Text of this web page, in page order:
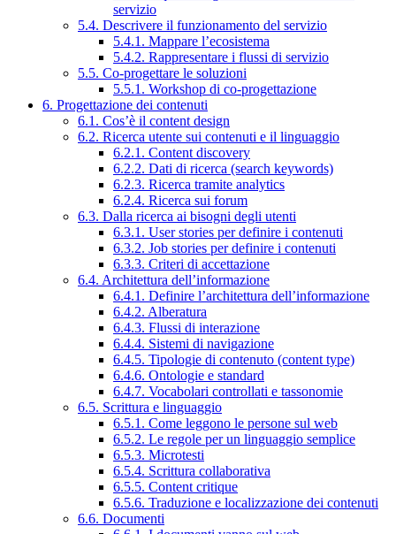
servizio
5.4. Descrivere il funzionamento del servizio
5.4.1. Mappare l’ecosistema
5.4.2. Rappresentare i flussi di servizio
5.5. Co-progettare le soluzioni
5.5.1. Workshop di co-progettazione
6. Progettazione dei contenuti
6.1. Cos’è il content design
6.2. Ricerca utente sui contenuti e il linguaggio
6.2.1. Content discovery
6.2.2. Dati di ricerca (search keywords)
6.2.3. Ricerca tramite analytics
6.2.4. Ricerca sui forum
6.3. Dalla ricerca ai bisogni degli utenti
6.3.1. User stories per definire i contenuti
6.3.2. Job stories per definire i contenuti
6.3.3. Criteri di accettazione
6.4. Architettura dell’informazione
6.4.1. Definire l’architettura dell’informazione
6.4.2. Alberatura
6.4.3. Flussi di interazione
6.4.4. Sistemi di navigazione
6.4.5. Tipologie di contenuto (content type)
6.4.6. Ontologie e standard
6.4.7. Vocabolari controllati e tassonomie
6.5. Scrittura e linguaggio
6.5.1. Come leggono le persone sul web
6.5.2. Le regole per un linguaggio semplice
6.5.3. Microtesti
6.5.4. Scrittura collaborativa
6.5.5. Content critique
6.5.6. Traduzione e localizzazione dei contenuti
6.6. Documenti